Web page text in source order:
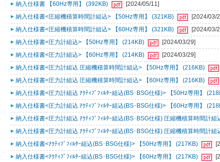
納入仕様書 【60Hz専用】 (392KB)
[2024/05/11]
納入仕様書<圧縮機積算時間計組込> 【50Hz専用】 (321KB)
[2024/03/
納入仕様書<圧縮機積算時間計組込> 【60Hz専用】 (321KB)
[2024/03/
納入仕様書<圧力計組込> 【50Hz専用】 (214KB)
[2024/03/29]
納入仕様書<圧力計組込> 【60Hz専用】 (214KB)
[2024/03/29]
納入仕様書<圧力計組込 圧縮機積算時間計組込> 【50Hz専用】 (216KB)
納入仕様書<圧力計組込 圧縮機積算時間計組込> 【60Hz専用】 (216KB)
納入仕様書<圧力計組込 ｱｸﾃｨﾌﾞﾌｨﾙﾀｰ組込(BS･BSG仕様)> 【50Hz専用】
納入仕様書<圧力計組込 ｱｸﾃｨﾌﾞﾌｨﾙﾀｰ組込(BS･BSG仕様)> 【60Hz専用】
納入仕様書<圧力計組込 ｱｸﾃｨﾌﾞﾌｨﾙﾀｰ組込(BS･BSG仕様) 圧縮機積算時間計
納入仕様書<圧力計組込 ｱｸﾃｨﾌﾞﾌｨﾙﾀｰ組込(BS･BSG仕様) 圧縮機積算時間計
納入仕様書<ｱｸﾃｨﾌﾞﾌｨﾙﾀｰ組込(BS･BSG仕様)> 【50Hz専用】 (217KB)
納入仕様書<ｱｸﾃｨﾌﾞﾌｨﾙﾀｰ組込(BS･BSG仕様)> 【60Hz専用】 (217KB)